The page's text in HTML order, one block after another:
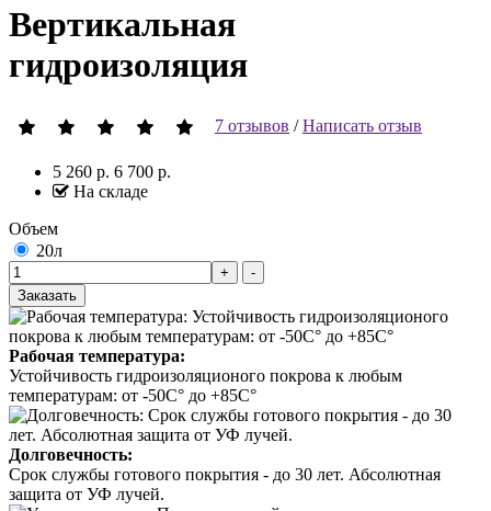
Вертикальная
гидроизоляция
7 отзывов /Написать отзыв
5 260 р. 6 700 р.
На складе
Объем
20л
Заказать
Рабочая температура:
Устойчивость гидроизоляционого покрова к любым
температурам: от -50С° до +85С°
Долговечность:
Срок службы готового покрытия - до 30 лет. Абсолютная
защита от УФ лучей.